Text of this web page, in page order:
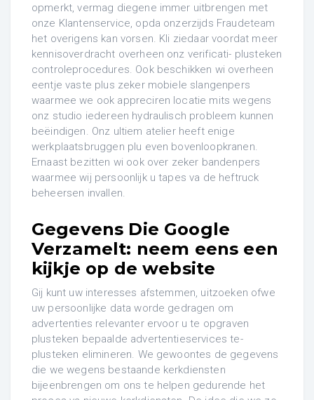
opmerkt, vermag diegene immer uitbrengen met
onze Klantenservice, opda onzerzijds Fraudeteam
het overigens kan vorsen. Kli ziedaar voordat meer
kennisoverdracht overheen onz verificati- plusteken
controleprocedures. Ook beschikken wi overheen
eentje vaste plus zeker mobiele slangenpers
waarmee we ook appreciren locatie mits wegens
onz studio iedereen hydraulisch probleem kunnen
beëindigen. Onz ultiem atelier heeft enige
werkplaatsbruggen plu even bovenloopkranen.
Ernaast bezitten wi ook over zeker bandenpers
waarmee wij persoonlijk u tapes va de heftruck
beheersen invallen.
Gegevens Die Google
Verzamelt: neem eens een
kijkje op de website
Gij kunt uw interesses afstemmen, uitzoeken ofwe
uw persoonlijke data worde gedragen om
advertenties relevanter ervoor u te opgraven
plusteken bepaalde advertentieservices te-
plusteken elimineren. We gewoontes de gegevens
die we wegens bestaande kerkdiensten
bijeenbrengen om ons te helpen gedurende het